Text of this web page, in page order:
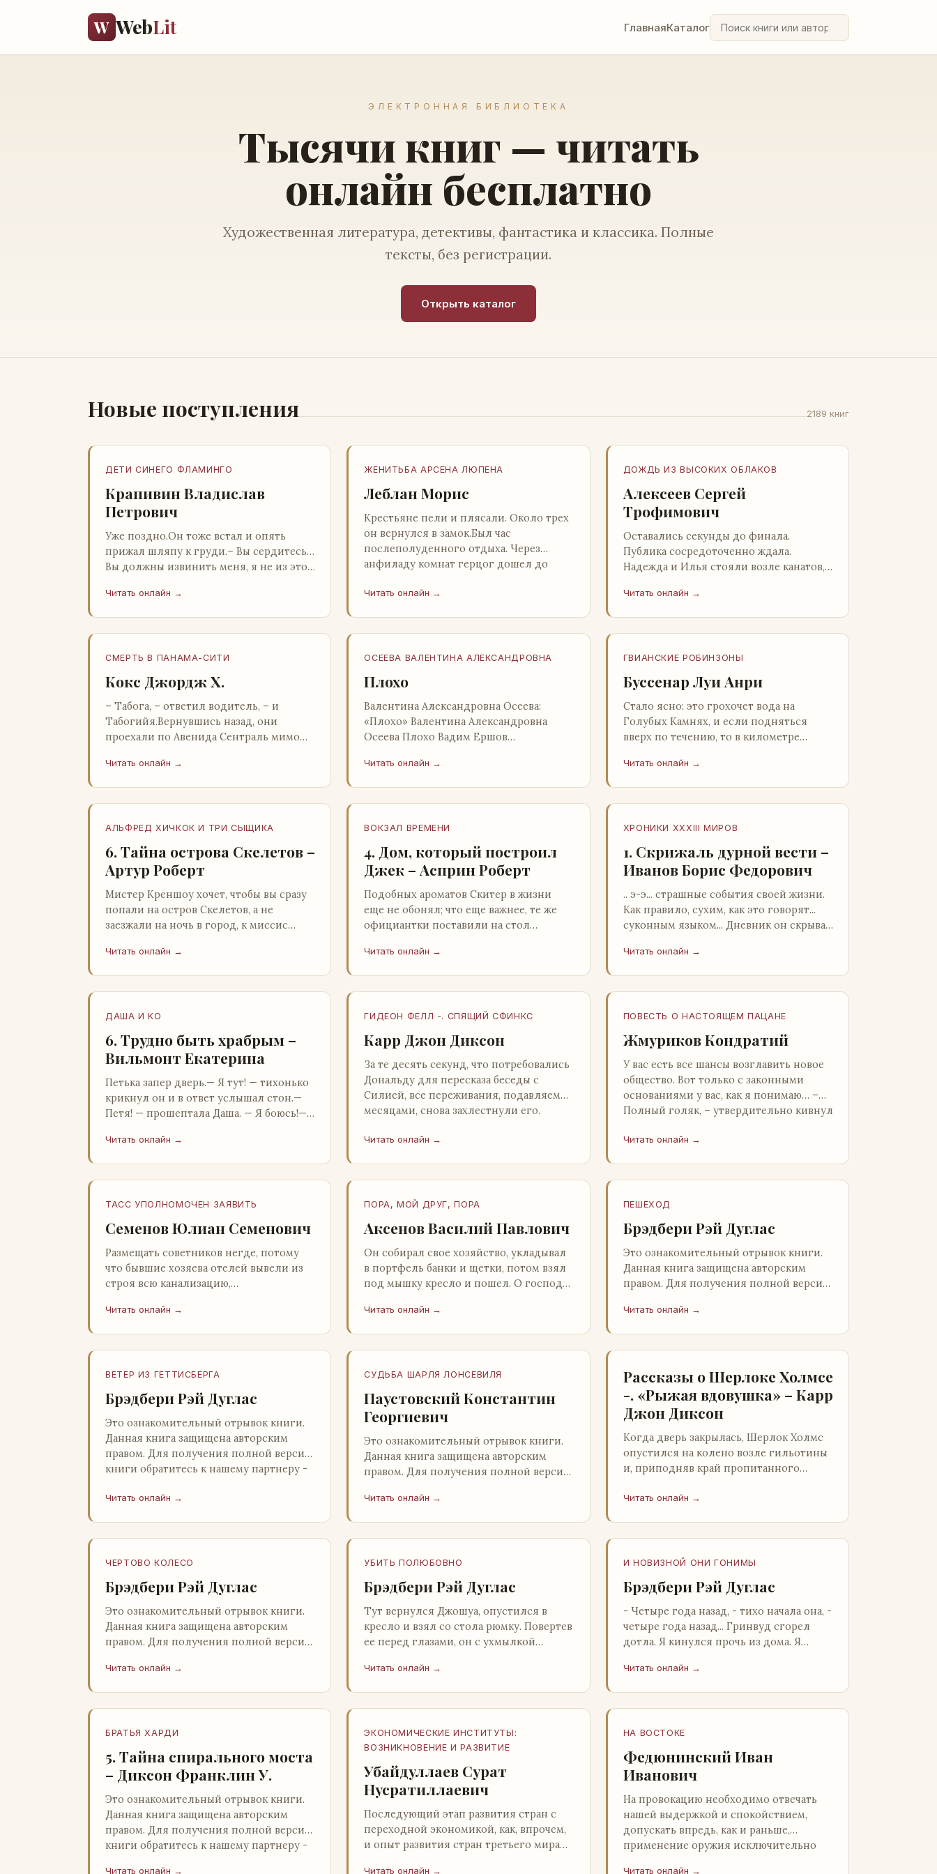
W WebLit ГлавнаяКаталог
ЭЛЕКТРОННАЯ БИБЛИОТЕКА
Тысячи книг — читать
онлайн бесплатно
Художественная литература, детективы, фантастика и классика. Полные
тексты, без регистрации.
Открыть каталог
Новые поступления 2189 книг
ДЕТИ СИНЕГО ФЛАМИНГО
Крапивин Владислав
Петрович
Уже поздно.Он тоже встал и опять
прижал шляпу к груди.– Вы сердитесь…
Вы должны извинить меня, я не из этой
какие-то обычаи. Но прошу: выс…
Читать онлайн →
ЖЕНИТЬБА АРСЕНА ЛЮПЕНА
Леблан Морис
Крестьяне пели и плясали. Около трех
он вернулся в замок.Был час
послеполуденного отдыха. Через
анфиладу комнат герцог дошел до
и во…
Читать онлайн →
ДОЖДЬ ИЗ ВЫСОКИХ ОБЛАКОВ
Алексеев Сергей
Трофимович
Оставались секунды до финала.
Публика сосредоточенно ждала.
Надежда и Илья стояли возле канатов,
ничем не выделялись из прочей
Читать онлайн →
СМЕРТЬ В ПАНАМА-СИТИ
Кокс Джордж Х.
– Табога, – ответил водитель, – и
Табогийя.Вернувшись назад, они
проехали по Авенида Сентраль мимо
канала. Водитель показал Расселу
Читать онлайн →
ОСЕЕВА ВАЛЕНТИНА АЛЕКСАНДРОВНА
Плохо
Валентина Александровна Осеева:
«Плохо» Валентина Александровна
Осеева Плохо Вадим Ершов
литература; Москва; 1977 Валентина
Читать онлайн →
ГВИАНСКИЕ РОБИНЗОНЫ
Буссенар Луи Анри
Стало ясно: это грохочет вода на
Голубых Камнях, и если подняться
вверх по течению, то в километре
плота.Производя не более шуму, чем
Читать онлайн →
АЛЬФРЕД ХИЧКОК И ТРИ СЫЩИКА
6. Тайна острова Скелетов –
Артур Роберт
Мистер Креншоу хочет, чтобы вы сразу
попали на остров Скелетов, а не
заезжали на ночь в город, к миссис
пробормотал Пит.Услыхав «кризис»…
Читать онлайн →
ВОКЗАЛ ВРЕМЕНИ
4. Дом, который построил
Джек – Асприн Роберт
Подобных ароматов Скитер в жизни
еще не обонял; что еще важнее, те же
официантки поставили на стол
для снятия стрессов. Скитер опрокин…
Читать онлайн →
ХРОНИКИ XXXIII МИРОВ
1. Скрижаль дурной вести –
Иванов Борис Федорович
.. э-э... страшные события своей жизни.
Как правило, сухим, как это говорят...
суконным языком... Дневник он скрывал
Скорее всего, даже с…
Читать онлайн →
ДАША И KO
6. Трудно быть храбрым –
Вильмонт Екатерина
Петька запер дверь.— Я тут! — тихонько
крикнул он и в ответ услышал стон.—
Петя! — прошептала Даша. — Я боюсь!—
распахнул дверь в комнату.— …
Читать онлайн →
ГИДЕОН ФЕЛЛ -. СПЯЩИЙ СФИНКС
Карр Джон Диксон
За те десять секунд, что потребовались
Дональду для пересказа беседы с
Силией, все переживания, подавляемые
месяцами, снова захлестнули его.
Читать онлайн →
ПОВЕСТЬ О НАСТОЯЩЕМ ПАЦАНЕ
Жмуриков Кондратий
У вас есть все шансы возглавить новое
общество. Вот только с законными
основаниями у вас, как я понимаю… –
Полный голяк, – утвердительно кивнул
Читать онлайн →
ТАСС УПОЛНОМОЧЕН ЗАЯВИТЬ
Семенов Юлиан Семенович
Размещать советников негде, потому
что бывшие хозяева отелей вывели из
строя всю канализацию,
бензохранилища пусты.Посол СССР в
Читать онлайн →
ПОРА, МОЙ ДРУГ, ПОРА
Аксенов Василий Павлович
Он собирал свое хозяйство, укладывал
в портфель банки и щетки, потом взял
под мышку кресло и пошел. О господи,
Причины, которые заставлял…
Читать онлайн →
ПЕШЕХОД
Брэдбери Рэй Дуглас
Это ознакомительный отрывок книги.
Данная книга защищена авторским
правом. Для получения полной версии
распространителю легального ко…
Читать онлайн →
ВЕТЕР ИЗ ГЕТТИСБЕРГА
Брэдбери Рэй Дуглас
Это ознакомительный отрывок книги.
Данная книга защищена авторским
правом. Для получения полной версии
книги обратитесь к нашему партнеру -
Читать онлайн →
СУДЬБА ШАРЛЯ ЛОНСЕВИЛЯ
Паустовский Константин
Георгиевич
Это ознакомительный отрывок книги.
Данная книга защищена авторским
правом. Для получения полной версии
распространителю легального ко…
Читать онлайн →
Рассказы о Шерлоке Холмсе
-. «Рыжая вдовушка» – Карр
Джон Диксон
Когда дверь закрылась, Шерлок Холмс
опустился на колено возле гильотины
и, приподняв край пропитанного
кошмар, который скрывался под ним…
Читать онлайн →
ЧЕРТОВО КОЛЕСО
Брэдбери Рэй Дуглас
Это ознакомительный отрывок книги.
Данная книга защищена авторским
правом. Для получения полной версии
распространителю легального ко…
Читать онлайн →
УБИТЬ ПОЛЮБОВНО
Брэдбери Рэй Дуглас
Тут вернулся Джошуа, опустился в
кресло и взял со стола рюмку. Повертев
ее перед глазами, он с ухмылкой
о чем? - с невинным видом с…
Читать онлайн →
И НОВИЗНОЙ ОНИ ГОНИМЫ
Брэдбери Рэй Дуглас
- Четыре года назад, - тихо начала она, -
четыре года назад... Гринвуд сгорел
дотла. Я кинулся прочь из дома. Я
вскрикнул я. - Сгорел…
Читать онлайн →
БРАТЬЯ ХАРДИ
5. Тайна спирального моста
– Диксон Франклин У.
Это ознакомительный отрывок книги.
Данная книга защищена авторским
правом. Для получения полной версии
книги обратитесь к нашему партнеру -
Читать онлайн →
ЭКОНОМИЧЕСКИЕ ИНСТИТУТЫ:
ВОЗНИКНОВЕНИЕ И РАЗВИТИЕ
Убайдуллаев Сурат
Нусратиллаевич
Последующий этап развития стран с
переходной экономикой, как, впрочем,
и опыт развития стран третьего мира
Читать онлайн →
НА ВОСТОКЕ
Федюнинский Иван
Иванович
На провокацию необходимо отвечать
нашей выдержкой и спокойствием,
допускать впредь, как и раньше,
применение оружия исключительно
Читать онлайн →